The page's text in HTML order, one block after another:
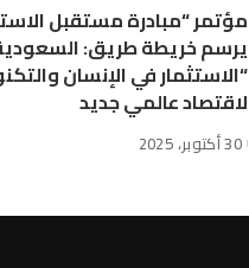
مؤتمر “مبادرة مستقبل
يرسم خريطة طريق:
“الاستثمار في الإنسان
لاقتصاد عالمي جديد
30 أكتوبر، 2025